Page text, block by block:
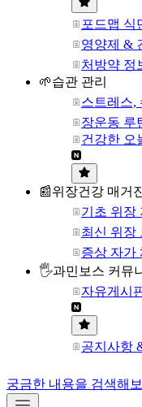
포드맵 식
영양제 &
처방약 정
🌱습관 관리
스트레스,
장운동 루
건강한 오
📰위장건강 매거
기초 위장
최신 위장
증상 자가
🖐과민보스 커뮤
자유게시
공지사항
궁금한 내용을 검색해